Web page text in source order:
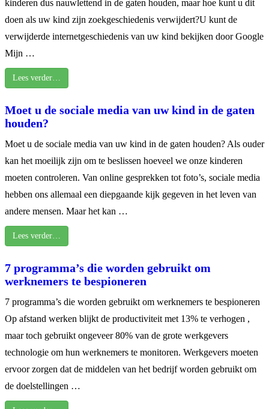
kinderen dus nauwlettend in de gaten houden, maar hoe kunt u dit
doen als uw kind zijn zoekgeschiedenis verwijdert?U kunt de
verwijderde internetgeschiedenis van uw kind bekijken door Google
Mijn …
Lees verder…
Moet u de sociale media van uw kind in de gaten
houden?
Moet u de sociale media van uw kind in de gaten houden? Als ouder
kan het moeilijk zijn om te beslissen hoeveel we onze kinderen
moeten controleren. Van online gesprekken tot foto’s, sociale media
hebben ons allemaal een diepgaande kijk gegeven in het leven van
andere mensen. Maar het kan …
Lees verder…
7 programma’s die worden gebruikt om
werknemers te bespioneren
7 programma’s die worden gebruikt om werknemers te bespioneren
Op afstand werken blijkt de productiviteit met 13% te verhogen ,
maar toch gebruikt ongeveer 80% van de grote werkgevers
technologie om hun werknemers te monitoren. Werkgevers moeten
ervoor zorgen dat de middelen van het bedrijf worden gebruikt om
de doelstellingen …